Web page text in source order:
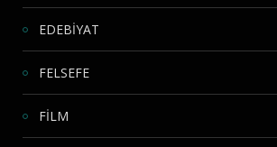
EDEBİYAT
FELSEFE
FİLM